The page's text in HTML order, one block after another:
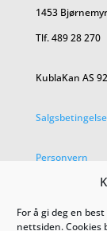
For å gi deg en
nettsiden. Cookies
1453 Bjørnemyr
Tlf. 489 28 270
KublaKan AS
Personvern